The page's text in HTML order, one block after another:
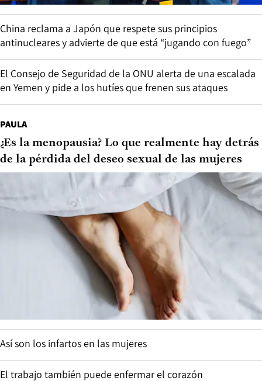
China reclama a Japón que respete sus principios
antinucleares y advierte de que está “jugando con fuego”
El Consejo de Seguridad de la ONU alerta de una escalada
en Yemen y pide a los hutíes que frenen sus ataques
PAULA
¿Es la menopausia? Lo que realmente hay detrás
de la pérdida del deseo sexual de las mujeres
Así son los infartos en las mujeres
El trabajo también puede enfermar el corazón